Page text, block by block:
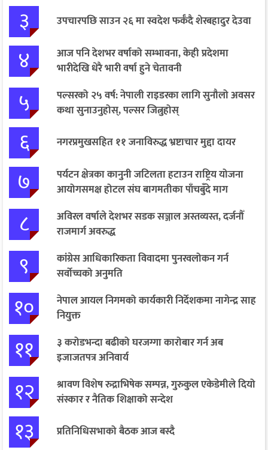
३ उपचारपछि साउन २६ मा स्वदेश फर्कँदै शेरबहादुर देउवा
४
आज पनि देशभर वर्षाको सम्भावना, केही प्रदेशमा
भारीदेखि धेरै भारी वर्षा हुने चेतावनी
५
पल्सरको २५ वर्ष: नेपाली राइडरका लागि सुनौलो अवसर
कथा सुनाउनुहोस्, पल्सर जित्नुहोस्
६ नगरप्रमुखसहित ११ जनाविरुद्ध भ्रष्टाचार मुद्दा दायर
७
पर्यटन क्षेत्रका कानुनी जटिलता हटाउन राष्ट्रिय योजना
आयोगसमक्ष होटल संघ बागमतीका पाँचबुँदे माग
८
अविरल वर्षाले देशभर सडक सञ्जाल अस्तव्यस्त, दर्जनौँ
राजमार्ग अवरुद्ध
९
कांग्रेस आधिकारिकता विवादमा पुनरवलोकन गर्न
सर्वोच्चको अनुमति
१०
नेपाल आयल निगमको कार्यकारी निर्देशकमा नागेन्द्र साह
नियुक्त
११
३ करोडभन्दा बढीको घरजग्गा कारोबार गर्न अब
इजाजतपत्र अनिवार्य
१२
श्रावण विशेष रुद्राभिषेक सम्पन्न, गुरुकुल एकेडेमीले दियो
संस्कार र नैतिक शिक्षाको सन्देश
१३ प्रतिनिधिसभाको बैठक आज बस्दै